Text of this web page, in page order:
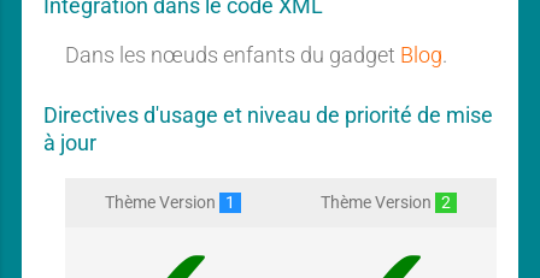
Dans les nœuds enfants du gadget Blog.
Directives d'usage et niveau de priorité de mise
à jour
Thème Version 1 Thème Version 2